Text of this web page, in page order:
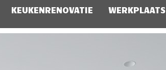
KEUKENRENOVATIE WERKPLAATS